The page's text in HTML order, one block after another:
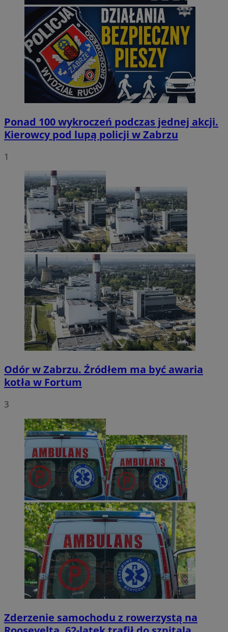
Ponad 100 wykroczeń podczas jednej akcji.
Kierowcy pod lupą policji w Zabrzu
1
Odór w Zabrzu. Źródłem ma być awaria
kotła w Fortum
3
Zderzenie samochodu z rowerzystą na